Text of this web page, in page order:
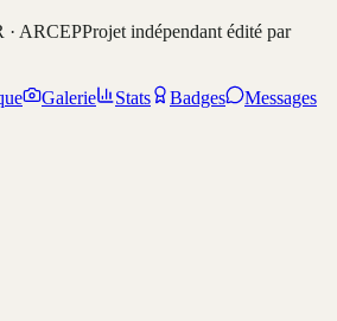
· ARCEPProjet indépendant édité par
Galerie Stats Badges
Messages